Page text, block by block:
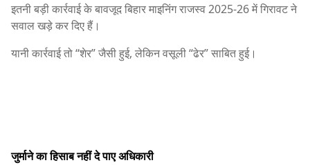
इतनी बड़ी कार्रवाई के बावजूद बिहार माइनिंग राजस्व 2025-26 में गिरावट ने
सवाल खड़े कर दिए हैं।
यानी कार्रवाई तो “शेर” जैसी हुई, लेकिन वसूली “ढेर” साबित हुई।
जुर्माने का हिसाब नहीं दे पाए अधिकारी